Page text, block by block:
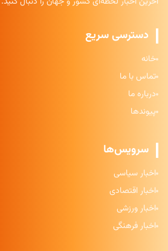
دسترسی سریع
خانه
تماس با ما
درباره ما
پیوندها
سرویس‌ها
اخبار سیاسی
اخبار اقتصادی
اخبار ورزشی
اخبار فرهنگی